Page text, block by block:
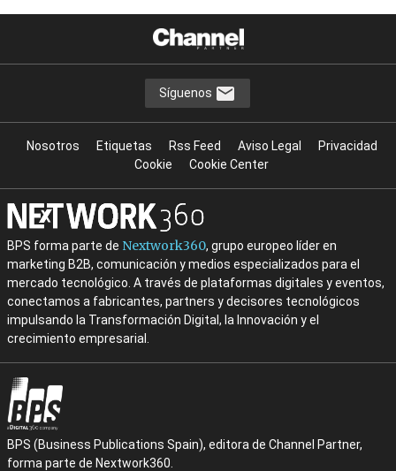
Síguenos
Nosotros Etiquetas Rss Feed Aviso Legal
Privacidad
Cookie
Cookie Center
BPS forma parte de Nextwork360, grupo europeo líder en
marketing B2B, comunicación y medios especializados para el
mercado tecnológico. A través de plataformas digitales y eventos,
conectamos a fabricantes, partners y decisores tecnológicos
impulsando la Transformación Digital, la Innovación y el
crecimiento empresarial.
BPS (Business Publications Spain), editora de Channel Partner,
forma parte de Nextwork360.